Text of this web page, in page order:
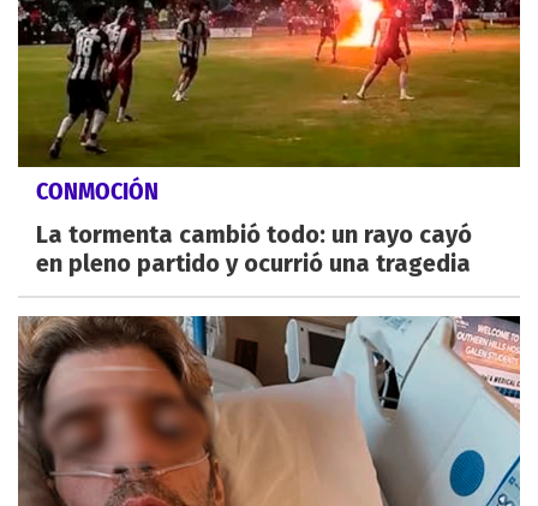
CONMOCIÓN
La tormenta cambió todo: un rayo cayó
en pleno partido y ocurrió una tragedia